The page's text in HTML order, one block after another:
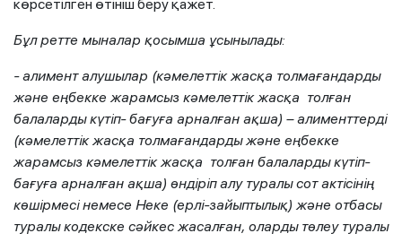
көрсетілген өтініш беру қажет.
Бұл ретте мыналар қосымша ұсынылады:
- алимент алушылар (кәмелеттік жасқа толмағандарды
және еңбекке жарамсыз кәмелеттік жасқа толған
балаларды күтіп- бағуға арналған ақша) – алименттерді
(кәмелеттік жасқа толмағандарды және еңбекке
жарамсыз кәмелеттік жасқа толған балаларды күтіп-
бағуға арналған ақша) өндіріп алу туралы сот актісінің
көшірмесі немесе Неке (ерлі-зайыптылық) және отбасы
туралы кодекске сәйкес жасалған, оларды төлеу туралы